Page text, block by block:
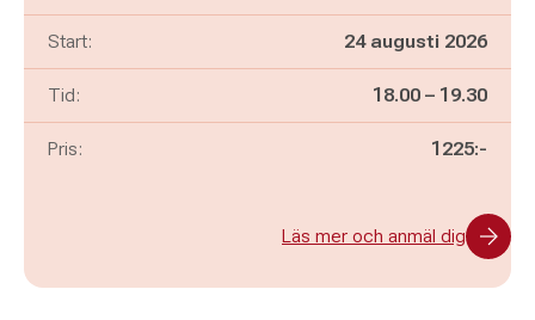
Start: 24 augusti 2026
Tid: Pågår mellan
18.00 – och
19.30
Pris: 1225:-
Läs mer och anmäl dig